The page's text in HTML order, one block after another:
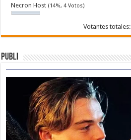
Necron Host (14%, 4 Votos)
Votantes totales:
Publi